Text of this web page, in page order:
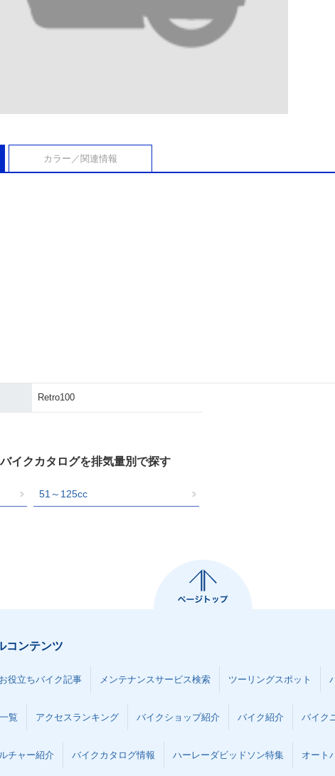
カラー／関連情報
Retro100
イクカタログを排気量別で探す
51～125cc
コンテンツ
お役立ちバイク記事 メンテナンスサービス検索 ツーリングスポット
覧 アクセスランキング バイクショップ紹介 バイク紹介 バイク
チャー紹介 バイクカタログ情報 ハーレーダビッドソン特集 オート